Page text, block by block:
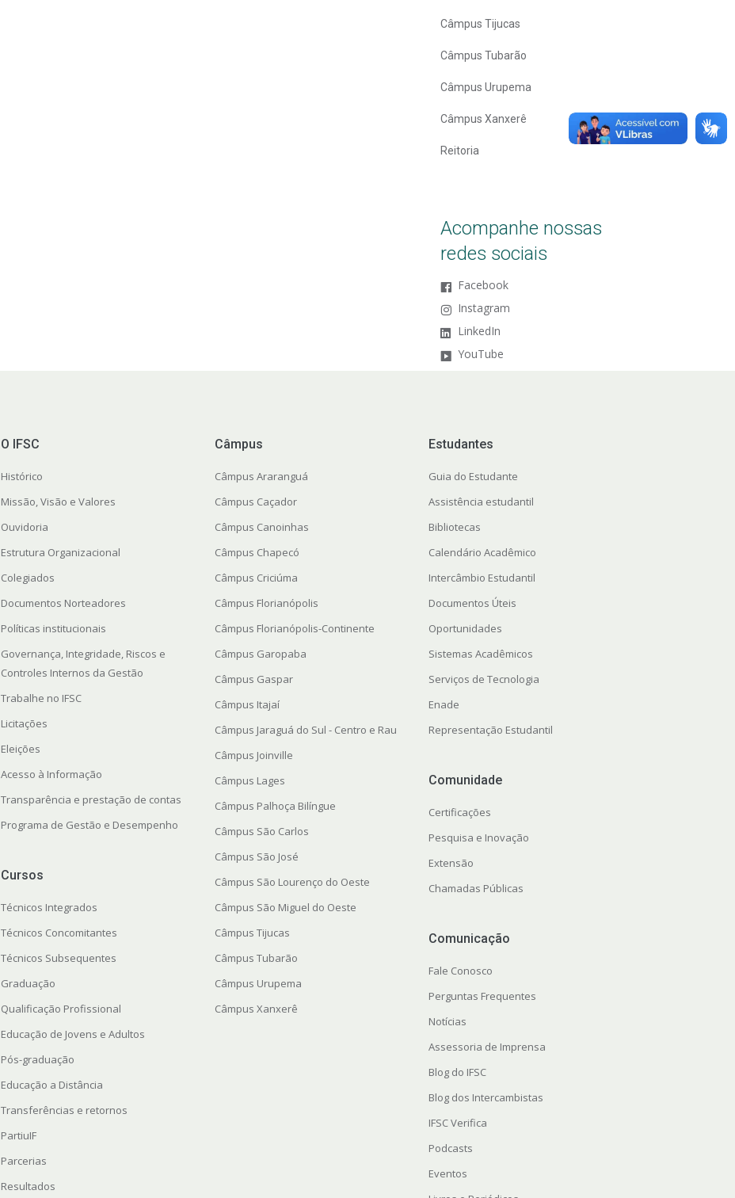
Câmpus Tijucas
Câmpus Tubarão
Câmpus Urupema
Câmpus Xanxerê
Reitoria
Acompanhe nossas
redes sociais
Facebook
Instagram
LinkedIn
YouTube
O IFSC
Histórico
Missão, Visão e Valores
Ouvidoria
Estrutura Organizacional
Colegiados
Documentos Norteadores
Políticas institucionais
Governança, Integridade, Riscos e
Controles Internos da Gestão
Trabalhe no IFSC
Licitações
Eleições
Acesso à Informação
Transparência e prestação de contas
Programa de Gestão e Desempenho
Cursos
Técnicos Integrados
Técnicos Concomitantes
Técnicos Subsequentes
Graduação
Qualificação Profissional
Educação de Jovens e Adultos
Pós-graduação
Educação a Distância
Transferências e retornos
PartiuIF
Parcerias
Resultados
Câmpus
Câmpus Araranguá
Câmpus Caçador
Câmpus Canoinhas
Câmpus Chapecó
Câmpus Criciúma
Câmpus Florianópolis
Câmpus Florianópolis-Continente
Câmpus Garopaba
Câmpus Gaspar
Câmpus Itajaí
Câmpus Jaraguá do Sul - Centro e Rau
Câmpus Joinville
Câmpus Lages
Câmpus Palhoça Bilíngue
Câmpus São Carlos
Câmpus São José
Câmpus São Lourenço do Oeste
Câmpus São Miguel do Oeste
Câmpus Tijucas
Câmpus Tubarão
Câmpus Urupema
Câmpus Xanxerê
Estudantes
Guia do Estudante
Assistência estudantil
Bibliotecas
Calendário Acadêmico
Intercâmbio Estudantil
Documentos Úteis
Oportunidades
Sistemas Acadêmicos
Serviços de Tecnologia
Enade
Representação Estudantil
Comunidade
Certificações
Pesquisa e Inovação
Extensão
Chamadas Públicas
Comunicação
Fale Conosco
Perguntas Frequentes
Notícias
Assessoria de Imprensa
Blog do IFSC
Blog dos Intercambistas
IFSC Verifica
Podcasts
Eventos